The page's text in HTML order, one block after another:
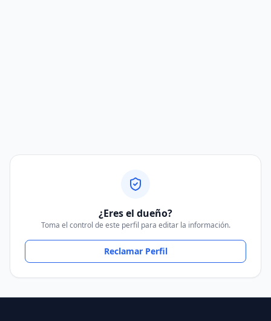
¿Eres el dueño?
Toma el control de este perfil para editar la información.
Reclamar Perfil